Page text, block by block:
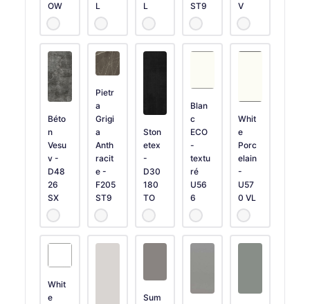
OW
L
L
ST9
V
Béto
n
Vesu
v -
D48
26
SX
Pietr
a
Grigi
a
Anth
racit
e -
F205
ST9
Ston
etex
-
D30
180
TO
Blan
c
ECO
-
textu
ré
U56
6
Whit
e
Porc
elain
-
U57
0 VL
Whit
e
Sum